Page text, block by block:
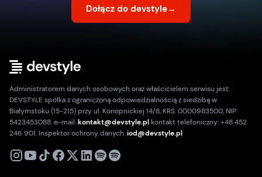
Dołącz do devstyle→
Administratorem danych osobowych oraz właścicielem serwisu jest:
DEVSTYLE spółka z ograniczoną odpowiedzialnością z siedzibą w
Białymstoku (15-215) przy ul. Konopnickiej 14/8, KRS: 0000983500, NIP:
5423453088. e-mail:kontakt@devstyle.plkontakt telefoniczny: +48 452
246 901. Inspektor ochrony danych:iod@devstyle.pl
X